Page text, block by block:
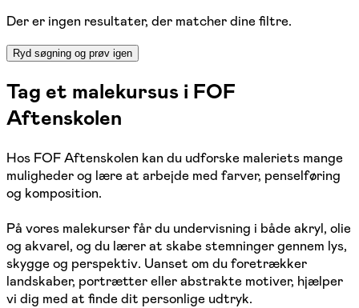
Der er ingen resultater, der matcher dine filtre.
Ryd søgning og prøv igen
Tag et malekursus i FOF
Aftenskolen
Hos FOF Aftenskolen kan du udforske maleriets mange
muligheder og lære at arbejde med farver, penselføring
og komposition.
På vores malekurser får du undervisning i både akryl, olie
og akvarel, og du lærer at skabe stemninger gennem lys,
skygge og perspektiv. Uanset om du foretrækker
landskaber, portrætter eller abstrakte motiver, hjælper
vi dig med at finde dit personlige udtryk.